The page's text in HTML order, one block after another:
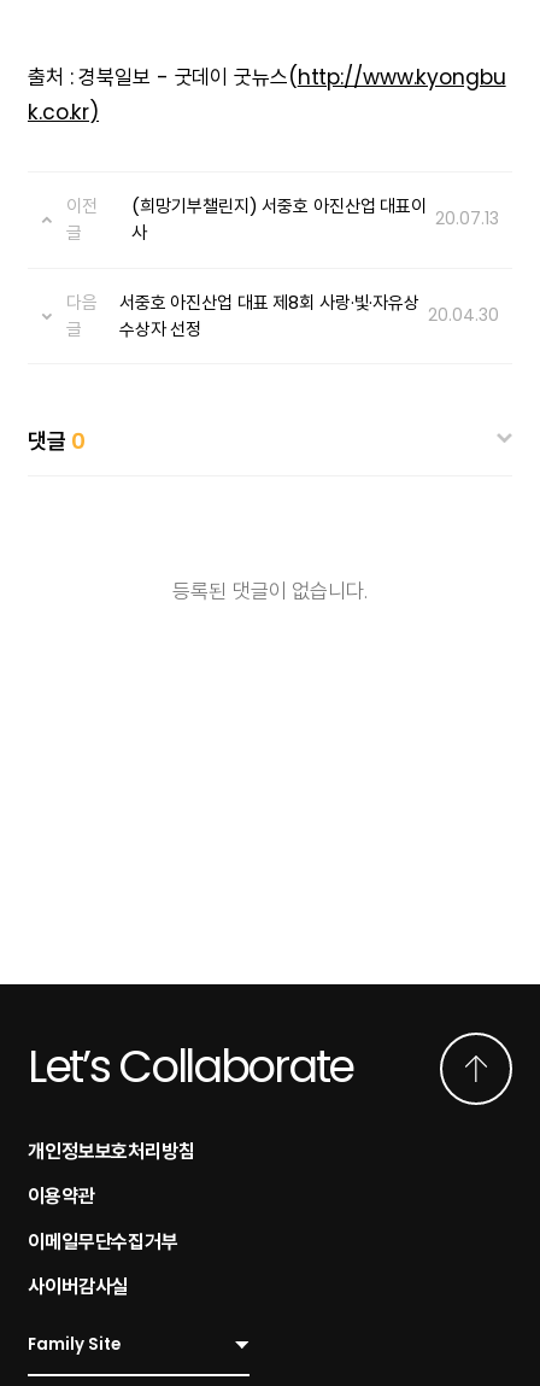
출처 : 경북일보 - 굿데이 굿뉴스(http://www.kyongbu
k.co.kr)
이전
글
(희망기부챌린지) 서중호 아진산업 대표이
사
20.07.13
다음
글
서중호 아진산업 대표 제8회 사랑·빛·자유상
수상자 선정
20.04.30
댓글 0
등록된 댓글이 없습니다.
Let’s Collaborate
개인정보보호처리방침
이용약관
이메일무단수집거부
사이버감사실